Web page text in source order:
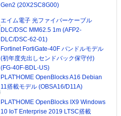
Gen2 (20X2SC8G00)
エイム電子 光ファイバーケーブル
DLC/DSC MM62.5 1m (AFP2-
DLC/DSC-62-01)
Fortinet FortiGate-40F バンドルモデル
(初年度先出しセンドバック保守付)
(FG-40F-BDL-US)
PLAT'HOME OpenBlocks A16 Debian
11搭載モデル (OBSA16/D11A)
PLAT'HOME OpenBlocks IX9 Windows
10 IoT Enterprise 2019 LTSC搭載